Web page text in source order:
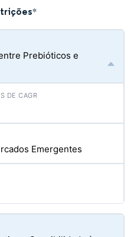
*
Prebióticos e
Emergentes